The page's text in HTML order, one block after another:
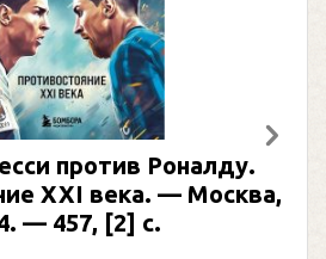
против Роналду.
XXI века. — Москва,
457, [2] с.